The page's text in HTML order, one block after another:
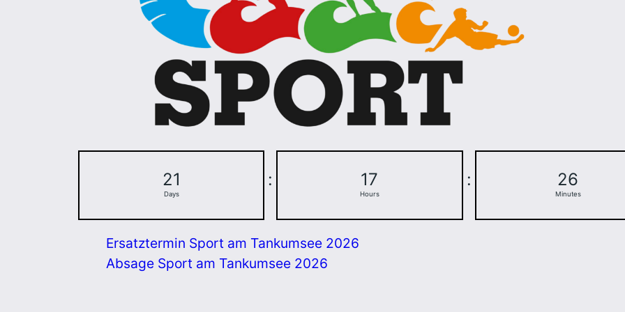
21
Days
: 17
Hours
: 26
Minutes
Ersatztermin Sport am Tankumsee 2026
Absage Sport am Tankumsee 2026